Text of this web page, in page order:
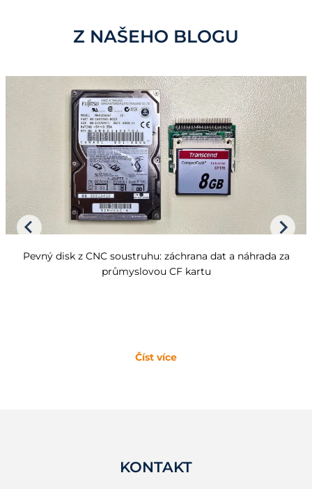
Z NAŠEHO BLOGU
Pevný disk z CNC soustruhu: záchrana dat a náhrada za
průmyslovou CF kartu
Číst více
KONTAKT